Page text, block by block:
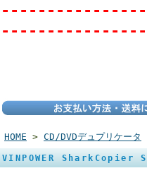
HOME > CD/DVDデュプリケータ
VINPOWER SharkCopier